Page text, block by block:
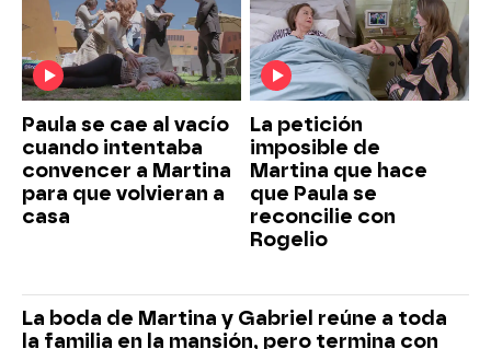
Paula se cae al vacío
cuando intentaba
convencer a Martina
para que volvieran a
casa
La petición
imposible de
Martina que hace
que Paula se
reconcilie con
Rogelio
La boda de Martina y Gabriel reúne a toda
la familia en la mansión, pero termina con